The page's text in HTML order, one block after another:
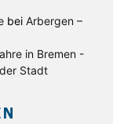
bei Arbergen –
in Bremen -
Stadt